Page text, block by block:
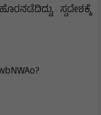
ಸ್ವದೇಶಕ್ಕೆ